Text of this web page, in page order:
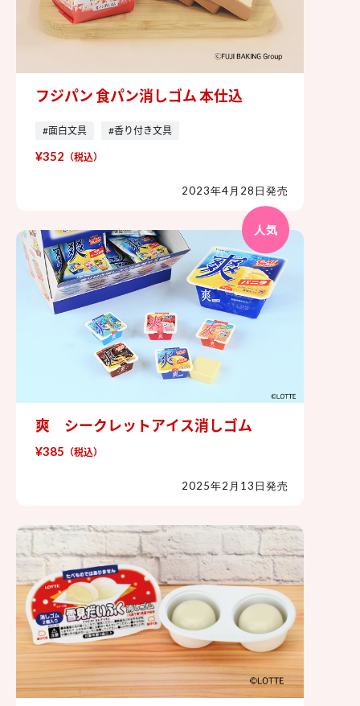
フジパン 食パン消しゴム 本仕込
フジパン 食パン消しゴム 本仕込
#面白文具 #香り付き文具
¥352 （税込）
2023年4月28日発売
人気
爽 シークレットアイス消しゴム
爽 シークレットアイス消しゴム
¥385 （税込）
2025年2月13日発売